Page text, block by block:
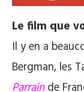
Le film que
Il y en a
Bergman, les
Parrainde